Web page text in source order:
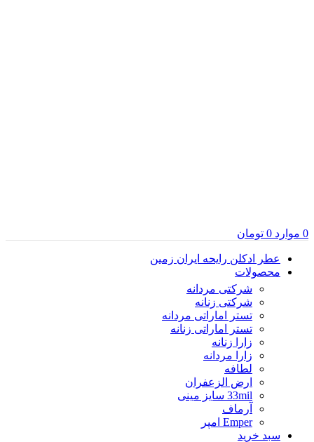
0 موارد 0 تومان
عطر ادکلن رایحه ایران زمین
محصولات
شرکتی مردانه
شرکتی زنانه
تستر اماراتی مردانه
تستر اماراتی زنانه
زارا زنانه
زارا مردانه
لطافه
ارض الزعفران
33mil سایز مینی
آرماف
Emper امپر
سبد خرید